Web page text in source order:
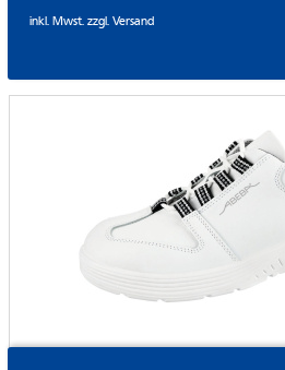
inkl. Mwst. zzgl.Versand